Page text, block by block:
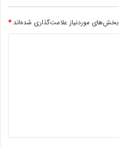
بخش‌های موردنیاز علامت‌گذاری شده‌اند*